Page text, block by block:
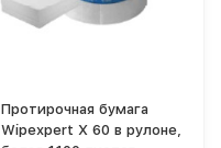
Протирочная бумага
Wipexpert X 60 в рулоне,